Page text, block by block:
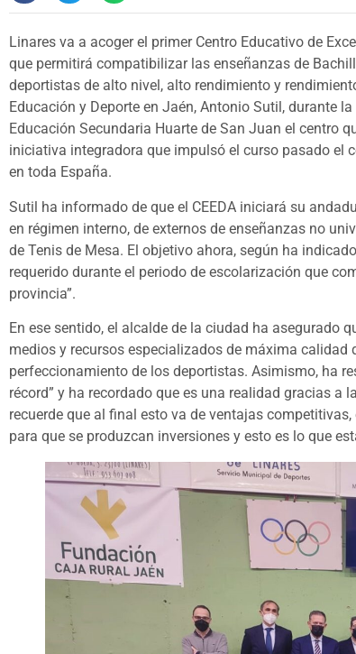
Linares va a acoger el primer Centro Educativo de
que permitirá compatibilizar las enseñanzas de
deportistas de alto nivel, alto rendimiento y
Educación y Deporte en Jaén, Antonio Sutil, durante
Educación Secundaria Huarte de San Juan el centro
iniciativa integradora que impulsó el curso pasado el
en toda España.
Sutil ha informado de que el CEEDA iniciará su
en régimen interno, de externos de enseñanzas no
de Tenis de Mesa. El objetivo ahora, según ha
requerido durante el periodo de escolarización que
provincia”.
En ese sentido, el alcalde de la ciudad ha asegurado
medios y recursos especializados de máxima
perfeccionamiento de los deportistas. Asimismo, ha
récord” y ha recordado que es una realidad gracias
recuerde que al final esto va de ventajas
para que se produzcan inversiones y esto es lo que